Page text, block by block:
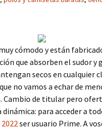
cómodo y están
que absorben el sudor y
secos en cualquier
no vamos a echar de
de titular pero
para acceder a
ser usuario Prime. A